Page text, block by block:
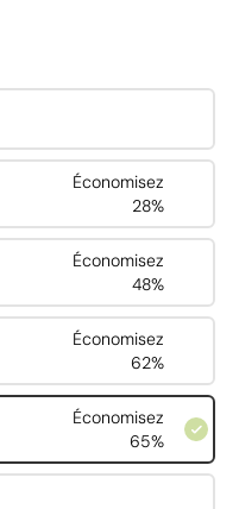
Économisez
28%
Économisez
48%
Économisez
62%
Économisez
65%